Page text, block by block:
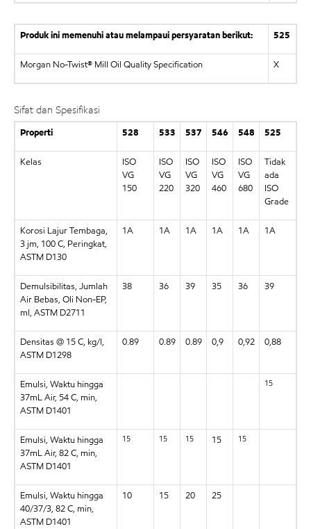
Produk ini memenuhi atau melampaui persyaratan berikut: 525
Morgan No-Twist® Mill Oil Quality Specification X
Sifat dan Spesifikasi
Properti 528 533 537 546 548 525
Kelas
ISO
VG
150
ISO
VG
220
ISO
VG
320
ISO
VG
460
ISO
VG
680
Tidak
ada
ISO
Grade
Korosi Lajur Tembaga,
3 jm, 100 C, Peringkat,
ASTM D130
1A 1A 1A 1A 1A 1A
Demulsibilitas, Jumlah
Air Bebas, Oli Non-EP,
ml, ASTM D2711
38 36 39 35 36 39
Densitas @ 15 C, kg/l,
ASTM D1298
0.89 0.89 0.89 0,9 0,92 0,88
Emulsi, Waktu hingga
37mL Air, 54 C, min,
ASTM D1401
15
Emulsi, Waktu hingga
37mL Air, 82 C, min,
ASTM D1401
15 15 15 15 15
Emulsi, Waktu hingga
40/37/3, 82 C, min,
ASTM D1401
10 15 20 25